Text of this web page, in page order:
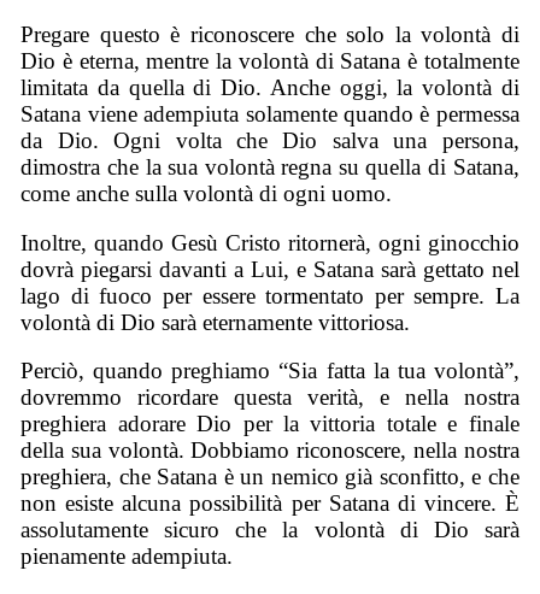
Pregare questo è riconoscere che solo la volontà di
Dio è eterna, mentre la volontà di Satana è totalmente
limitata da quella di Dio. Anche oggi, la volontà di
Satana viene adempiuta solamente quando è permessa
da Dio. Ogni volta che Dio salva una persona,
dimostra che la sua volontà regna su quella di Satana,
come anche sulla volontà di ogni uomo.
Inoltre, quando Gesù Cristo ritornerà, ogni ginocchio
dovrà piegarsi davanti a Lui, e Satana sarà gettato nel
lago di fuoco per essere tormentato per sempre. La
volontà di Dio sarà eternamente vittoriosa.
Perciò, quando preghiamo “Sia fatta la tua volontà”,
dovremmo ricordare questa verità, e nella nostra
preghiera adorare Dio per la vittoria totale e finale
della sua volontà. Dobbiamo riconoscere, nella nostra
preghiera, che Satana è un nemico già sconfitto, e che
non esiste alcuna possibilità per Satana di vincere. È
assolutamente sicuro che la volontà di Dio sarà
pienamente adempiuta.